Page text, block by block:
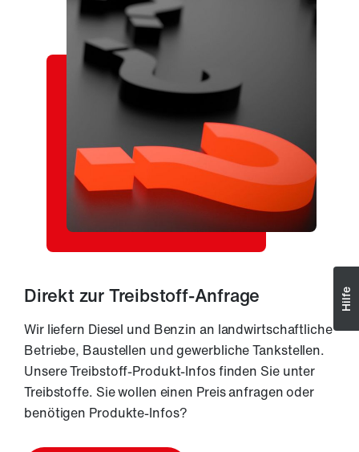
Direkt zur Treibstoff-Anfrage
Wir liefern Diesel und Benzin an landwirtschaftliche
Betriebe, Baustellen und gewerbliche Tankstellen.
Unsere Treibstoff-Produkt-Infos finden Sie unter
Treibstoffe. Sie wollen einen Preis anfragen oder
benötigen Produkte-Infos?
Hilfe